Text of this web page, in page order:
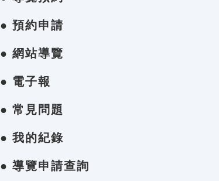
● 預約申請
● 網站導覽
● 電子報
● 常見問題
● 我的紀錄
● 導覽申請查詢